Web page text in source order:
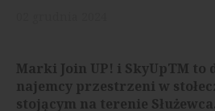
Marki Join UP! i SkyUpTM to
najemcy przestrzeni w
stojącym na terenie